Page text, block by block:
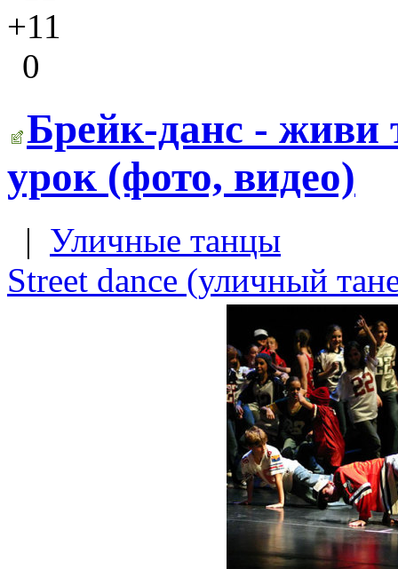
+11
0
Брейк-данс -
урок (фото, видео)
| Уличные танцы
Street dance (уличный